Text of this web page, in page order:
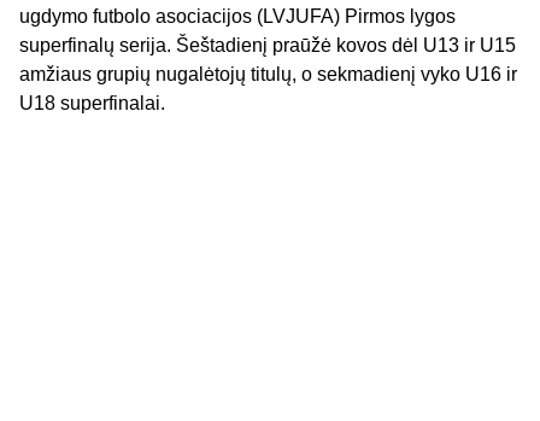
ugdymo futbolo asociacijos (LVJUFA) Pirmos lygos
superfinalų serija. Šeštadienį praūžė kovos dėl U13 ir U15
amžiaus grupių nugalėtojų titulų, o sekmadienį vyko U16 ir
U18 superfinalai.